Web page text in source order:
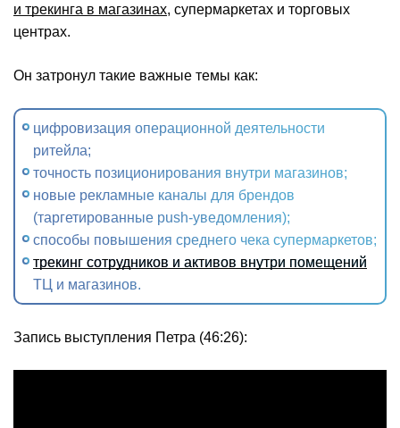
и трекинга в магазинах, супермаркетах и торговых
центрах.
Он затронул такие важные темы как:
цифровизация операционной деятельности
ритейла;
точность позиционирования внутри магазинов;
новые рекламные каналы для брендов
(таргетированные push-уведомления);
способы повышения среднего чека супермаркетов;
трекинг сотрудников и активов внутри помещений
ТЦ и магазинов.
Запись выступления Петра (46:26):